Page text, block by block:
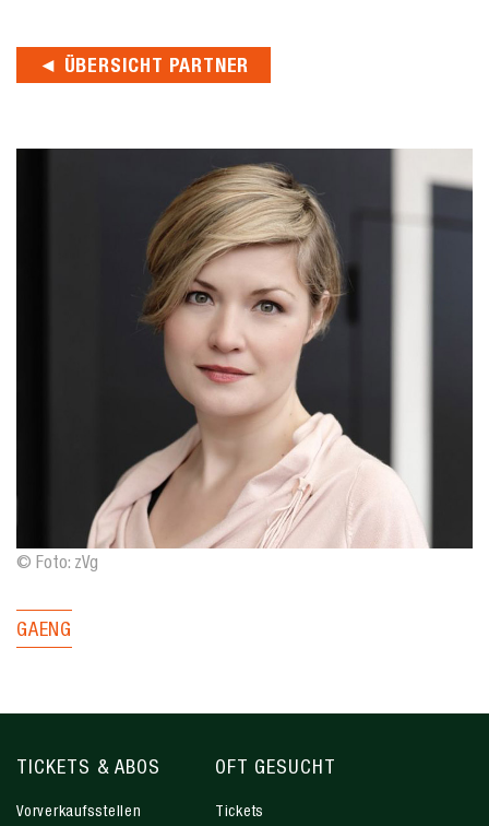
◄ ÜBERSICHT PARTNER
© Foto: zVg
GAENG
TICKETS & ABOS
Vorverkaufsstellen
OFT GESUCHT
Tickets